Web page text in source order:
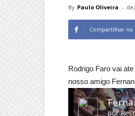
By Paulo Oliveira -
Compartilhar no
Rodrigo Faro vai
nosso amigo